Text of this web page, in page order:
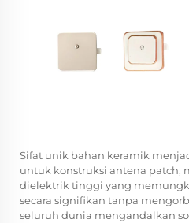
Sifat unik bahan keramik
untuk konstruksi antena patch,
dielektrik tinggi yang
secara signifikan tanpa
seluruh dunia mengandalkan